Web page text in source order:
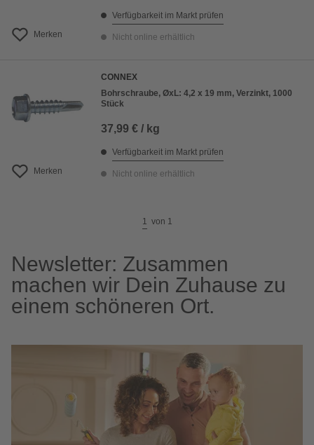
Merken
Verfügbarkeit im Markt prüfen
Nicht online erhältlich
Merken
CONNEX
Bohrschraube, ØxL: 4,2 x 19 mm, Verzinkt, 1000
Stück
37,99 € / kg
Verfügbarkeit im Markt prüfen
Nicht online erhältlich
1 von 1
Newsletter: Zusammen
machen wir Dein Zuhause zu
einem schöneren Ort.